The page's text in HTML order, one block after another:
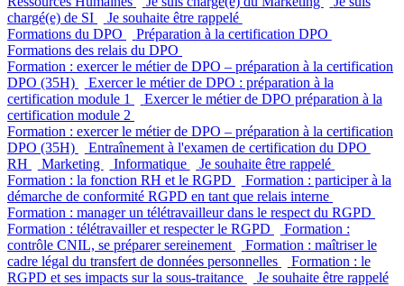
chargé(e) de SI
Je souhaite être rappelé
Formations du DPO
Préparation à la certification DPO
Formations des relais du DPO
Formation : exercer le métier de DPO – préparation à la certification
DPO (35H)
Exercer le métier de DPO : préparation à la
certification module 1
Exercer le métier de DPO préparation à la
certification module 2
Formation : exercer le métier de DPO – préparation à la certification
DPO (35H)
Entraînement à l'examen de certification du DPO
RH
Marketing Informatique
Je souhaite être rappelé
Formation : la fonction RH et le RGPD
Formation : participer à la
démarche de conformité RGPD en tant que relais interne
Formation : manager un télétravailleur dans le respect du RGPD
Formation : télétravailler et respecter le RGPD
Formation :
contrôle CNIL, se préparer sereinement
Formation : maîtriser le
cadre légal du transfert de données personnelles
Formation : le
RGPD et ses impacts sur la sous-traitance
Je souhaite être rappelé